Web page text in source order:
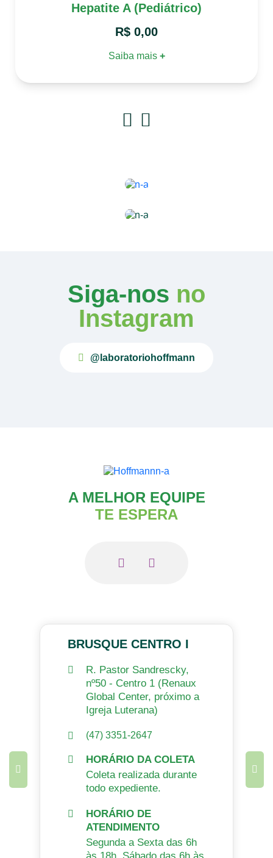
Hepatite A (Pediátrico)
R$ 0,00
Saiba mais +
Siga-nos no
Instagram
@laboratoriohoffmann
A MELHOR EQUIPE
TE ESPERA
BRUSQUE CENTRO I
R. Pastor Sandrescky,
nº50 - Centro 1 (Renaux
Global Center, próximo a
Igreja Luterana)
(47) 3351-2647
HORÁRIO DA COLETA
Coleta realizada durante
todo expediente.
HORÁRIO DE
ATENDIMENTO
Segunda a Sexta das 6h
às 18h. Sábado das 6h às